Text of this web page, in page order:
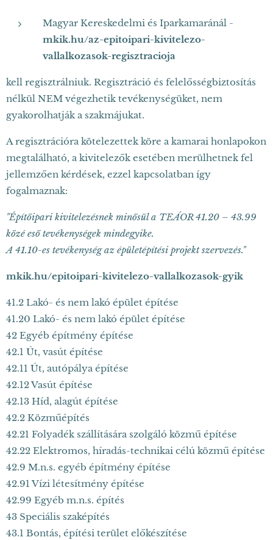
Magyar Kereskedelmi és Iparkamaránál -
mkik.hu/az-epitoipari-kivitelezo-
vallalkozasok-regisztracioja
kell regisztrálniuk. Regisztráció és felelősségbiztosítás
nélkül NEM végezhetik tevékenységüket, nem
gyakorolhatják a szakmájukat.
A regisztrációra kötelezettek köre a kamarai honlapokon
megtalálható, a kivitelezők esetében merülhetnek fel
jellemzően kérdések, ezzel kapcsolatban így
fogalmaznak:
"Építőipari kivitelezésnek minősül a TEÁOR 41.20 – 43.99
közé eső tevékenységek mindegyike.
A 41.10-es tevékenység az épületépítési projekt szervezés."
mkik.hu/epitoipari-kivitelezo-vallalkozasok-gyik
41.2 Lakó- és nem lakó épület építése
41.20 Lakó- és nem lakó épület építése
42 Egyéb építmény építése
42.1 Út, vasút építése
42.11 Út, autópálya építése
42.12 Vasút építése
42.13 Híd, alagút építése
42.2 Közműépítés
42.21 Folyadék szállítására szolgáló közmű építése
42.22 Elektromos, híradás-technikai célú közmű építése
42.9 M.n.s. egyéb építmény építése
42.91 Vízi létesítmény építése
42.99 Egyéb m.n.s. építés
43 Speciális szaképítés
43.1 Bontás, építési terület előkészítése